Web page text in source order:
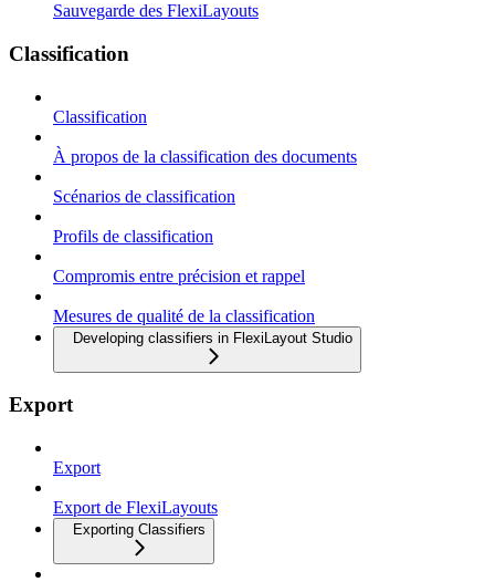
Sauvegarde des FlexiLayouts
Classification
Classification
À propos de la classification des documents
Scénarios de classification
Profils de classification
Compromis entre précision et rappel
Mesures de qualité de la classification
Developing classifiers in FlexiLayout Studio
Export
Export
Export de FlexiLayouts
Exporting Classifiers